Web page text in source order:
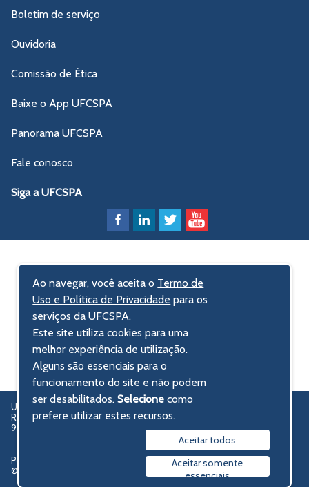
Boletim de serviço
Ouvidoria
Comissão de Ética
Baixe o App UFCSPA
Panorama UFCSPA
Fale conosco
Siga a UFCSPA
UFCSPA – Universidade Federal de Ciências da Saúde de Porto Alegre
Rua Sarmento Leite, 245 - Centro Histórico
90050-170 Porto Alegre, RS, Brasil
Política de privacidade
© 2009-2026 UFCSPA
Ao navegar, você aceita o Termo de
Uso e Política de Privacidade para os
serviços da UFCSPA.
Este site utiliza cookies para uma
melhor experiência de utilização.
Alguns são essenciais para o
funcionamento do site e não podem
ser desabilitados.Selecionecomo
prefere utilizar estes recursos.
Aceitar todos
Aceitar somente
essenciais